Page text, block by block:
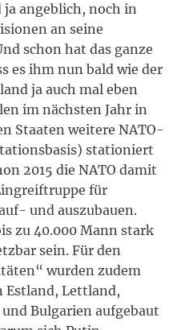
ja angeblich, noch in
an seine
schon hat das ganze
es ihm nun bald wie der
ja auch mal eben
im nächsten Jahr in
Staaten weitere NATO-
stationiert
2015 die NATO damit
für
und auszubauen.
zu 40.000 Mann stark
sein. Für den
wurden zudem
Estland, Lettland,
Bulgarien aufgebaut